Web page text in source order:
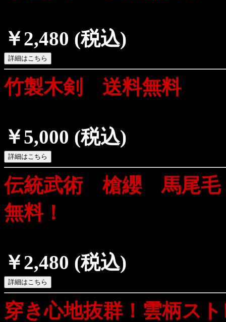
￥2,480 (税込)
竹製木剣 送料無料
￥5,000 (税込)
伝統武術 槍纓 馬尾
無料！
￥2,480 (税込)
穿き心地抜群！雲柄ス